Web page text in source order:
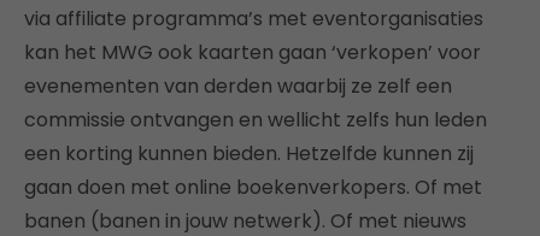
via affiliate programma’s met eventorganisaties
kan het MWG ook kaarten gaan ‘verkopen’ voor
evenementen van derden waarbij ze zelf een
commissie ontvangen en wellicht zelfs hun leden
een korting kunnen bieden. Hetzelfde kunnen zij
gaan doen met online boekenverkopers. Of met
banen (banen in jouw netwerk). Of met nieuws